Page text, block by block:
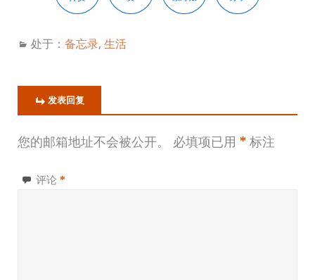
处于： 备忘录, 生活
发表回复
您的邮箱地址不会被公开。 必填项已用 * 标注
评论 *